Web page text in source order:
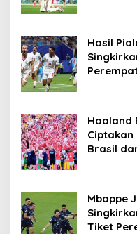
Hasil
Haaland
Ciptakan
Brasil
Mbappe
Tiket